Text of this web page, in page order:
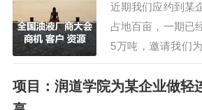
近期我们应约到某
占地百亩，一期已
5万吨，邀请我们
做一个诊断、分享
公司算是一个半外
项目：润道学院为某企业做轻